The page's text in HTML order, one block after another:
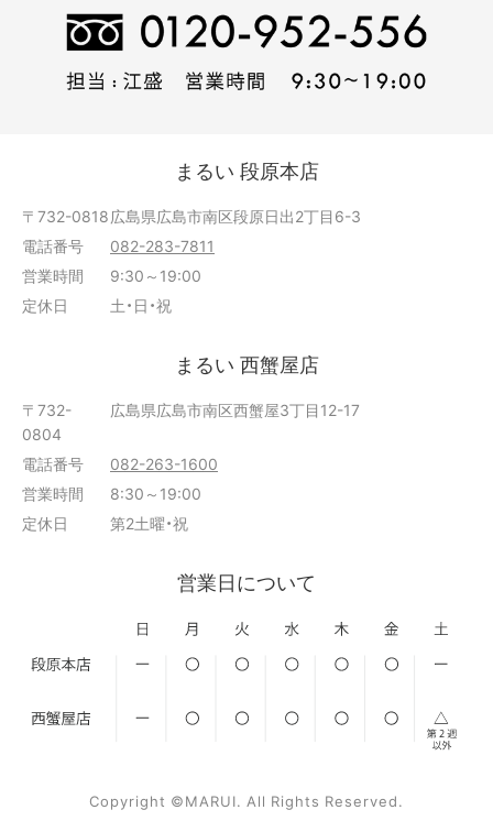
まるい 段原本店
〒732-0818広島県広島市南区段原日出2丁目6-3
電話番号
082-283-7811
営業時間
9:30～19:00
定休日
土・日・祝
まるい 西蟹屋店
〒732-
0804
広島県広島市南区西蟹屋3丁目12-17
電話番号
082-263-1600
営業時間
8:30～19:00
定休日
第2土曜・祝
営業日について
Copyright ©MARUI. All Rights Reserved.